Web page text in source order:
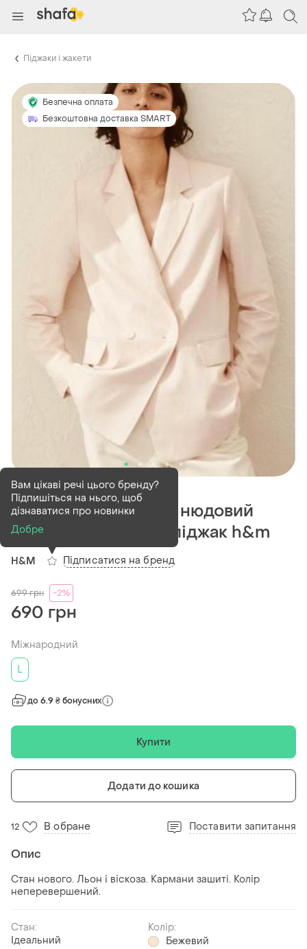
Піджаки і жакети
Безпечна оплата
Безкоштовна доставка SMART
В наявності1 шт
Ніжний двобортний нюдовий
пудровий рожевий піджак h&m
H&M
Вам цікаві речі цього бренду?
Підпишіться на нього, щоб
дізнаватися про новинки
Добре
Підписатися на бренд
699грн -2%
690 грн
Міжнародний
L
до 6.9 ₴ бонусних
Купити
Додати до кошика
12 В обране Поставити запитання
Опис
Стан нового. Льон і віскоза. Кармани зашиті. Колір
неперевершений.
Стан:
Ідеальний
Колір:
Бежевий